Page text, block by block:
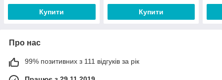
Купити Купити
Про нас
99% позитивних з 111 відгуків за рік